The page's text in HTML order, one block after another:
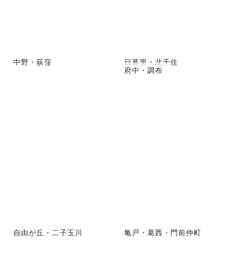
中野・荻窪
日暮里・北千住
府中・調布
自由が丘・二子玉川 亀戸・葛西・門前仲町